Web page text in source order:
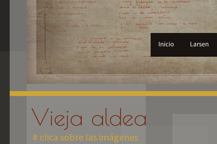
Vieja aldea
# clica sobre las imágenes